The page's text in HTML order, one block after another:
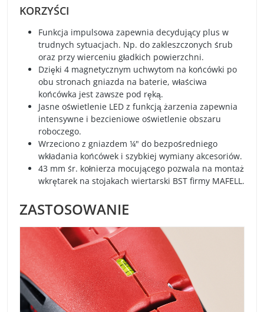
KORZYŚCI
Funkcja impulsowa zapewnia decydujący plus w
trudnych sytuacjach. Np. do zakleszczonych śrub
oraz przy wierceniu gładkich powierzchni.
Dzięki 4 magnetycznym uchwytom na końcówki po
obu stronach gniazda na baterie, właściwa
końcówka jest zawsze pod ręką.
Jasne oświetlenie LED z funkcją żarzenia zapewnia
intensywne i bezcieniowe oświetlenie obszaru
roboczego.
Wrzeciono z gniazdem ¼" do bezpośredniego
wkładania końcówek i szybkiej wymiany akcesoriów.
43 mm śr. kołnierza mocującego pozwala na montaż
wkrętarek na stojakach wiertarski BST firmy MAFELL.
ZASTOSOWANIE